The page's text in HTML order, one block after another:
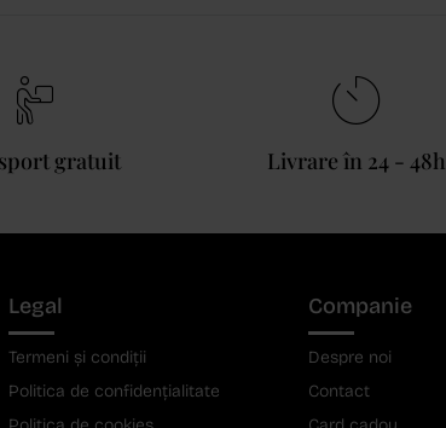
gratuit Livrare în 24 - 48h
Legal
Termeni și condiții
Politica de confidențialitate
Companie
Despre noi
Contact